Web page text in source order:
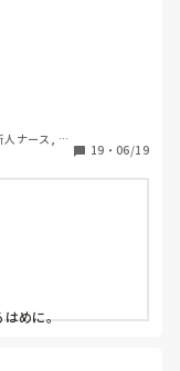
。。
識が頭の中にあっ
良いような安物じ
よ」
わすし、
ナース, 脳
19 ・ 06/19
はめに。